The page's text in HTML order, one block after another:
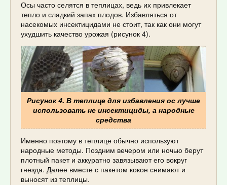
Осы часто селятся в теплицах, ведь их привлекает
тепло и сладкий запах плодов. Избавляться от
насекомых инсектицидами не стоит, так как они могут
ухудшить качество урожая (рисунок 4).
Рисунок 4. В теплице для избавления ос лучше
использовать не инсектициды, а народные
средства
Именно поэтому в теплице обычно используют
народные методы. Поздним вечером или ночью берут
плотный пакет и аккуратно завязывают его вокруг
гнезда. Далее вместе с пакетом кокон снимают и
выносят из теплицы.